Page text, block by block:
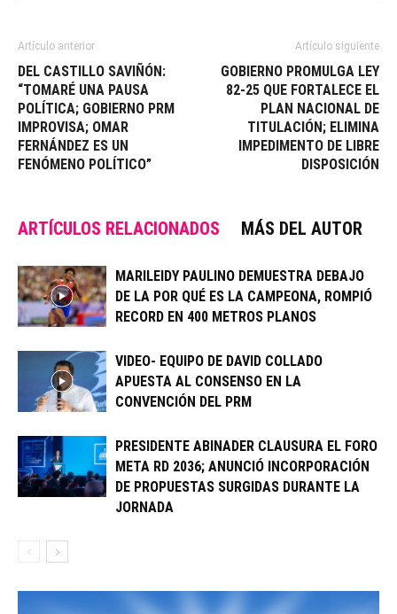
Artículo anterior
DEL CASTILLO SAVIÑÓN:
“TOMARÉ UNA PAUSA
POLÍTICA; GOBIERNO PRM
IMPROVISA; OMAR
FERNÁNDEZ ES UN
FENÓMENO POLÍTICO”
Artículo siguiente
GOBIERNO PROMULGA LEY
82-25 QUE FORTALECE EL
PLAN NACIONAL DE
TITULACIÓN; ELIMINA
IMPEDIMENTO DE LIBRE
DISPOSICIÓN
ARTÍCULOS RELACIONADOS MÁS DEL AUTOR
MARILEIDY PAULINO DEMUESTRA DEBAJO
DE LA POR QUÉ ES LA CAMPEONA, ROMPIÓ
RECORD EN 400 METROS PLANOS
VIDEO- EQUIPO DE DAVID COLLADO
APUESTA AL CONSENSO EN LA
CONVENCIÓN DEL PRM
PRESIDENTE ABINADER CLAUSURA EL FORO
META RD 2036; ANUNCIÓ INCORPORACIÓN
DE PROPUESTAS SURGIDAS DURANTE LA
JORNADA